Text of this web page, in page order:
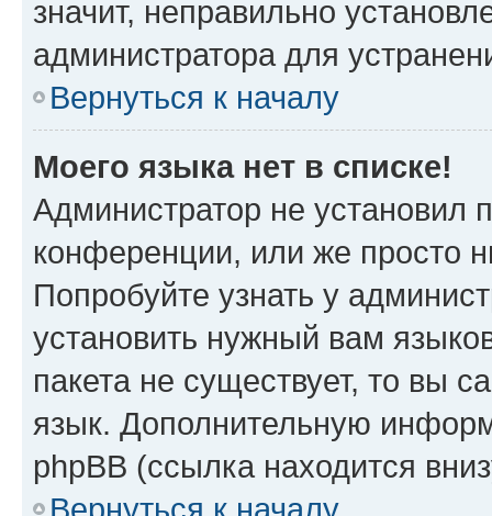
значит, неправильно
администратора для
Вернуться к началу
Моего языка нет в списке!
Администратор не установил
конференции, или же просто
Попробуйте узнать у
установить нужный вам
пакета не существует, то вы
язык. Дополнительную
phpBB (ссылка находится